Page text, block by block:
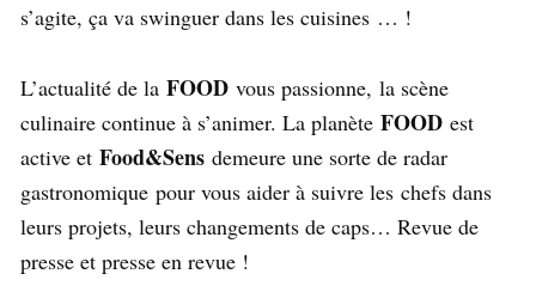
s’agite, ça va swinguer dans les cuisines … !
L’actualité de la FOOD vous passionne, la scène
culinaire continue à s’animer. La planète FOOD est
active et Food&Sens demeure une sorte de radar
gastronomique pour vous aider à suivre les chefs dans
leurs projets, leurs changements de caps… Revue de
presse et presse en revue !